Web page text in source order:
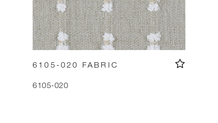
6105-020 FABRIC
6105-020